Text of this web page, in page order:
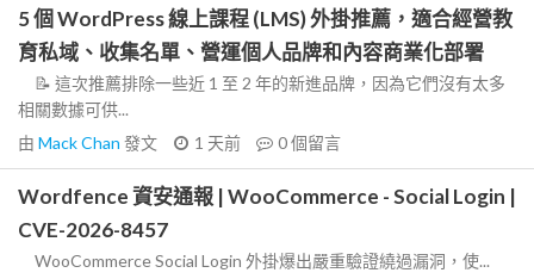
5 個 WordPress 線上課程 (LMS) 外掛推薦，適合經營教
育私域、收集名單、營運個人品牌和內容商業化部署
📝 這次推薦排除一些近 1 至 2 年的新進品牌，因為它們沒有太多
相關數據可供...
由 Mack Chan 發文 1 天前 0個留言
Wordfence 資安通報 | WooCommerce - Social Login |
CVE-2026-8457
WooCommerce Social Login 外掛爆出嚴重驗證繞過漏洞，使...